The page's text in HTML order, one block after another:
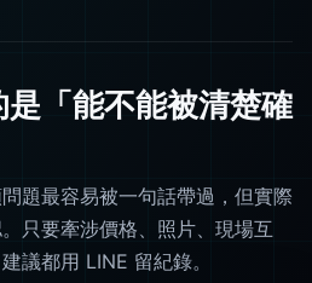
「能不能被清楚確
題最容易被一句話帶過，但實際
只要牽涉價格、照片、現場互
議都用 LINE 留紀錄。